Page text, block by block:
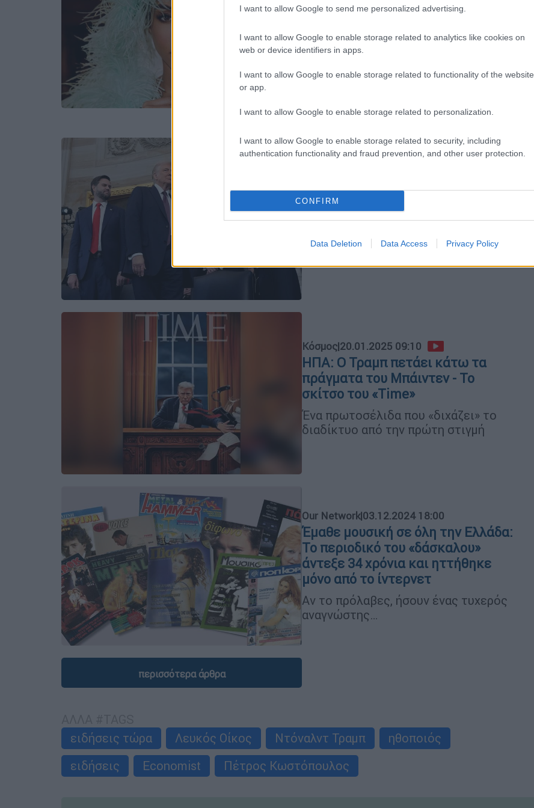
I want to allow Google to send me personalized advertising.
I want to allow Google to enable storage related to analytics like cookies on
web or device identifiers in apps.
I want to allow Google to enable storage related to functionality of the website
or app.
I want to allow Google to enable storage related to personalization.
I want to allow Google to enable storage related to security, including
authentication functionality and fraud prevention, and other user protection.
CONFIRM
Data Deletion Data Access Privacy Policy
χρόνια
Στις σελίδες του περιοδικού, η Λόρι
Χάρβεϊ φωτογραφίζεται σε
οποίων μία σ' έναν βατήρα πισίνας,
φτερά και σατέν γάντια
Economist: Ντόναλντ Τραμπ, ένας
αυτοκρατορικός πρόεδρος - Το
αιχμηρό σκίτσο
Δηκτικό το σκίτσο στο εξώφυλλο
Κόσμος|20.01.2025 09:10
ΗΠΑ: Ο Τραμπ πετάει κάτω τα
πράγματα του Μπάιντεν - Το
σκίτσο του «Time»
Ένα πρωτοσέλιδα που «διχάζει» το
διαδίκτυο από την πρώτη στιγμή
Our Network|03.12.2024 18:00
Έμαθε μουσική σε όλη την Ελλάδα:
Το περιοδικό του «δάσκαλου»
άντεξε 34 χρόνια και ηττήθηκε
μόνο από το ίντερνετ
Αν το πρόλαβες, ήσουν ένας τυχερός
αναγνώστης…
περισσότερα άρθρα
ειδήσεις τώρα
Λευκός Οίκος Ντόναλντ Τραμπ
ηθοποιός
ειδήσεις
Economist Πέτρος Κωστόπουλος